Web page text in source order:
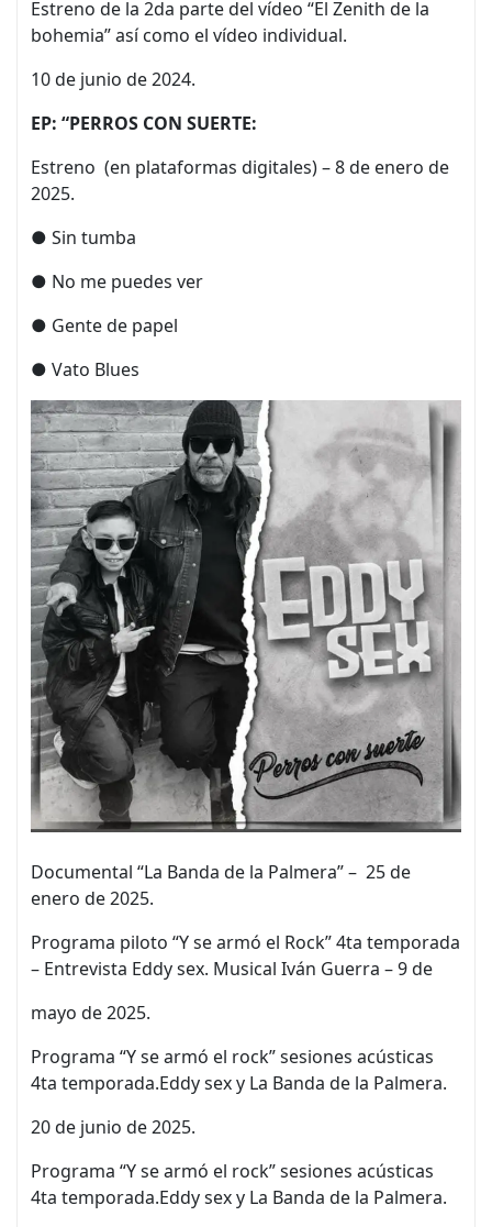
Estreno de la 2da parte del vídeo “El Zenith de la
bohemia” así como el vídeo individual.
10 de junio de 2024.
EP: “PERROS CON SUERTE:
Estreno (en plataformas digitales) – 8 de enero de
2025.
● Sin tumba
● No me puedes ver
● Gente de papel
● Vato Blues
Documental “La Banda de la Palmera” – 25 de
enero de 2025.
Programa piloto “Y se armó el Rock” 4ta temporada
– Entrevista Eddy sex. Musical Iván Guerra – 9 de
mayo de 2025.
Programa “Y se armó el rock” sesiones acústicas
4ta temporada.Eddy sex y La Banda de la Palmera.
20 de junio de 2025.
Programa “Y se armó el rock” sesiones acústicas
4ta temporada.Eddy sex y La Banda de la Palmera.